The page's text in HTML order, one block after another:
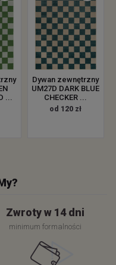
...
Dywan zewnętrzny
UM27D DARK BLUE
CHECKER ...
od 120 zł
Zwroty w 14 dni
minimum formalności